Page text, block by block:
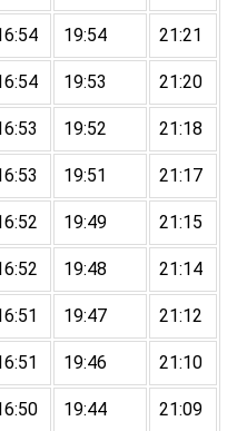
19:54 21:21
19:53 21:20
19:52 21:18
19:51 21:17
19:49 21:15
19:48 21:14
19:47 21:12
19:46 21:10
19:44 21:09